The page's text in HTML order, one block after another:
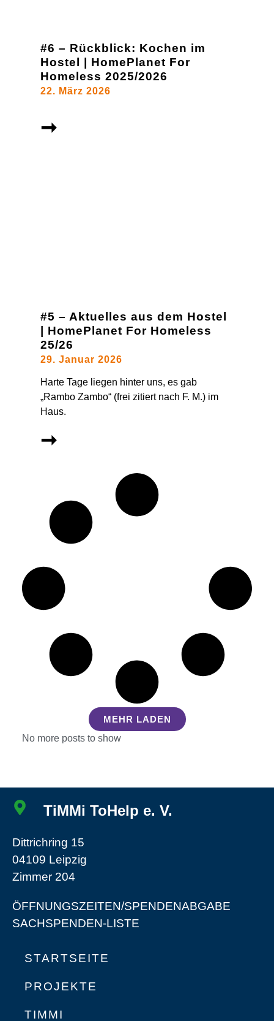
#6 – Rückblick: Kochen im
Hostel | HomePlanet For
Homeless 2025/2026
22. März 2026
➞
#5 – Aktuelles aus dem Hostel
| HomePlanet For Homeless
25/26
29. Januar 2026
Harte Tage liegen hinter uns, es gab
„Rambo Zambo“ (frei zitiert nach F. M.) im
Haus.
➞
MEHR LADEN
No more posts to show
TiMMi ToHelp e. V.
Dittrichring 15
04109 Leipzig
Zimmer 204
ÖFFNUNGSZEITEN/SPENDENABGABE
SACHSPENDEN-LISTE
STARTSEITE
PROJEKTE
TIMMI